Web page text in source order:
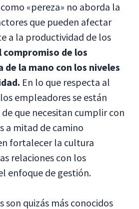
«pereza» no aborda la
que pueden afectar
a la productividad de los
compromiso de los
de la mano con los niveles
En lo que respecta al
empleadores se están
que necesitan cumplir con
a mitad de camino
fortalecer la cultura
relaciones con los
enfoque de gestión.
son quizás más conocidos